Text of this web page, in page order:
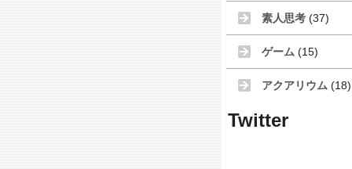
素人思考 (37)
ゲーム (15)
アクアリウム (18)
Twitter